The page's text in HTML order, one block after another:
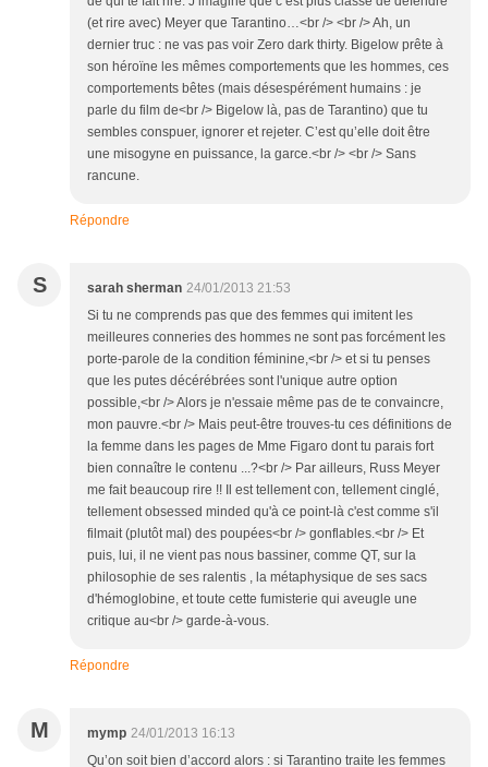
(et rire avec) Meyer que Tarantino…<br /> <br /> Ah, un
dernier truc : ne vas pas voir Zero dark thirty. Bigelow prête à
son héroïne les mêmes comportements que les hommes, ces
comportements bêtes (mais désespérément humains : je
parle du film de<br /> Bigelow là, pas de Tarantino) que tu
sembles conspuer, ignorer et rejeter. C’est qu’elle doit être
une misogyne en puissance, la garce.<br /> <br /> Sans
rancune.
Répondre
S sarah sherman 24/01/2013 21:53
Si tu ne comprends pas que des femmes qui imitent les
meilleures conneries des hommes ne sont pas forcément les
porte-parole de la condition féminine,<br /> et si tu penses
que les putes décérébrées sont l'unique autre option
possible,<br /> Alors je n'essaie même pas de te convaincre,
mon pauvre.<br /> Mais peut-être trouves-tu ces définitions de
la femme dans les pages de Mme Figaro dont tu parais fort
bien connaître le contenu ...?<br /> Par ailleurs, Russ Meyer
me fait beaucoup rire !! Il est tellement con, tellement cinglé,
tellement obsessed minded qu'à ce point-là c'est comme s'il
filmait (plutôt mal) des poupées<br /> gonflables.<br /> Et
puis, lui, il ne vient pas nous bassiner, comme QT, sur la
philosophie de ses ralentis , la métaphysique de ses sacs
d'hémoglobine, et toute cette fumisterie qui aveugle une
critique au<br /> garde-à-vous.
Répondre
M mymp 24/01/2013 16:13
Qu’on soit bien d’accord alors : si Tarantino traite les femmes